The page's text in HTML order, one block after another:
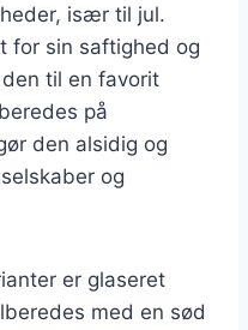
især til jul.
for sin saftighed og
til en favorit
på
den alsidig og
og
er glaseret
med en sød